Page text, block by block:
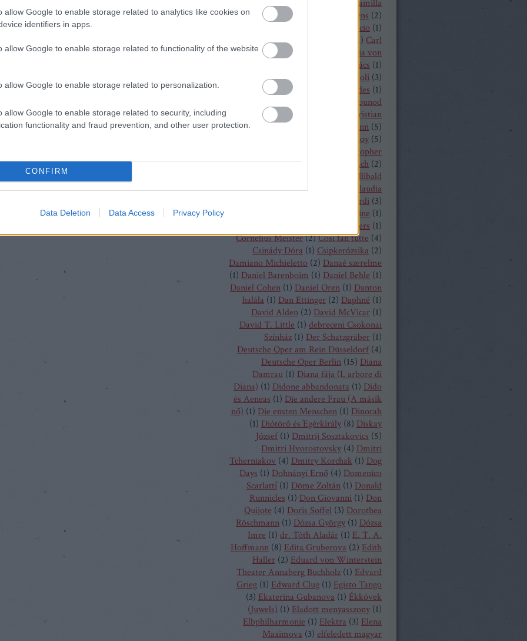
allow Google to enable storage related to analytics like cookies on
identifiers in apps.
allow Google to enable storage related to functionality of the website
allow Google to enable storage related to personalization.
allow Google to enable storage related to security, including
functionality and fraud prevention, and other user protection.
CONFIRM
Data Deletion Data Access Privacy Policy
a Cameron Shahbazi
Camilla
Nylund
) Camille Saint-Saëns (2)
Capriccio (1)
Cardillac(1 1) Carl
Heinrich Graun
Carl Maria von
Cár és ács (1)
Casa Verdi(3) Cecilia Bartoli (3)
Celeng Mária
Chabert ezredes (1)
Charles Gounod
Chrisopher Maltman
Christian
Christian Thielemann (5)
Christof Loy (5)
Christopher
Ventris(2)Christoph Eschenbach (2)
Christoph Willibald
Gluck(3)Claude Debussy
Claudia
Claudio Monteverdi (3)
Clémentine Margaine (1)
Corinne Winters (1)
Cornelius Meister(2)Cosi fan tutte (4)
Csinády Dóra (1) Csipkerózsika (2)
Damiano Michieletto (2) Danaé szerelme
(1) Daniel Barenboim (1) Daniel Behle (1)
Daniel Cohen (1) Daniel Oren (1) Danton
halála (1) Dan Ettinger (2) Daphné (1)
David Alden (2) David McVicar (1)
David T. Little (1) debreceni Csokonai
Színház (1) Der Schatzgräber (1)
Deutsche Oper am Rein Düsseldorf (4)
Deutsche Oper Berlin (15) Diana
Damrau (1) Diana fája (L arbore di
Diana) (1) Didone abbandonata (1) Dido
és Aeneas (1) Die andere Frau (A másik
nő) (1) Die ensten Menschen (1) Dinorah
(1) Diótörő és Egérkirály (8) Diskay
József (1) Dmitrij Sosztakovics (5)
Dmitri Hvorostovsky (4) Dmitri
Tcherniakov (4) Dmitry Korchak (1) Dog
Days (1) Dohnányi Ernő (4) Domenico
Scarlatti (1) Döme Zoltán (1) Donald
Runnicles (1) Don Giovanni (1) Don
Quijote (4) Doris Soffel (3) Dorothea
Röschmann (1) Dózsa György (1) Dózsa
Imre (1) dr. Tóth Aladár (1) E. T. A.
Hoffmann (8) Edita Gruberova (2) Edith
Haller (2) Eduard von Winterstein
Theater Annaberg Buchholz (1) Edvard
Grieg (1) Edward Clug (1) Egisto Tango
(3) Ekaterina Gubanova (1) Ékkövek
(Juwels) (1) Eladott menyasszony (1)
Elbphilharmonie (1) Elektra (3) Elena
Maximova (3) elfeledett magyar